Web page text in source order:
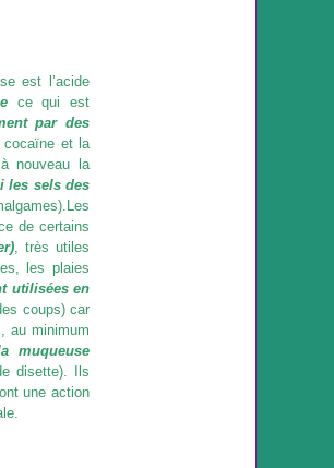
est l’acide
ce qui est
par des
cocaïne et la
nouveau la
les sels des
.Les
de certains
, très utiles
les plaies
utilisées en
coups) car
au minimum
muqueuse
disette). Ils
une action